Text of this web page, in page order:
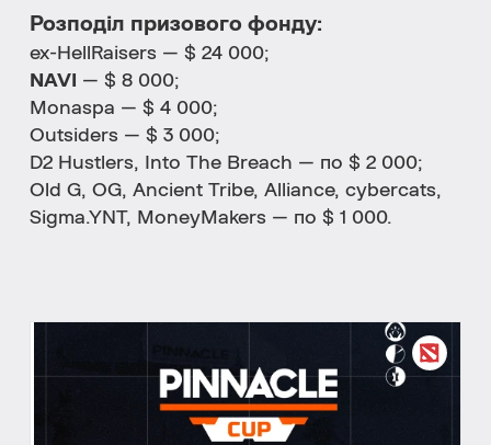
Розподіл призового фонду:
ex-HellRaisers — $ 24 000;
NAVI
— $ 8 000;
Monaspa — $ 4 000;
Outsiders — $ 3 000;
D2 Hustlers, Into The Breach — по $ 2 000;
Old G, OG, Ancient Tribe, Alliance, cybercats,
Sigma.YNT, MoneyMakers — по $ 1 000.